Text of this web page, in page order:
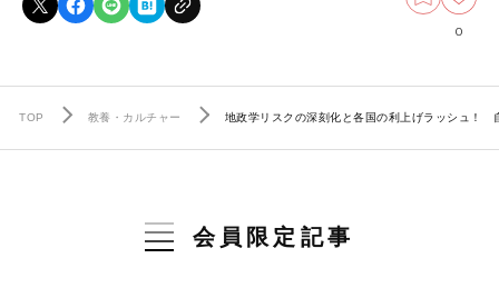
0
TOP 教養・カルチャー 地政学リスクの深刻化と各国の利上げラッシュ！
会員限定記事